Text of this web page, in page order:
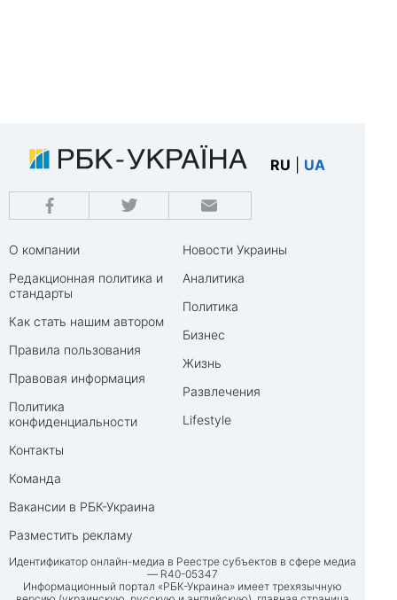
RU UA
О компании
Редакционная политика и
стандарты
Как стать нашим автором
Правила пользования
Правовая информация
Политика
конфиденциальности
Контакты
Команда
Вакансии в РБК-Украина
Разместить рекламу
Новости Украины
Аналитика
Политика
Бизнес
Жизнь
Развлечения
Lifestyle
Идентификатор онлайн-медиа в Реестре субъектов в сфере медиа
— R40-05347
Информационный портал «РБК-Украина» имеет трехязычную